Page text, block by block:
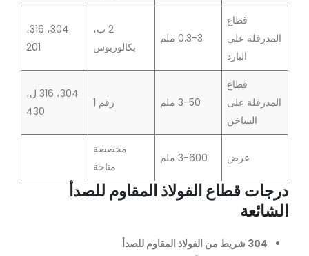
قطاع
المدرفلة على
البارد
0.3-3 ملم
2 ب،
بكالوريوس
304، 316،
201
قطاع
المدرفلة على
الساخن
3-50 ملم رقم 1
304، 316 ل،
430
عرض 3-600 ملم
مخصصة
متاحة
درجات قطاع الفولاذ المقاوم للصدأ
الشائعة
304 شريط من الفولاذ المقاوم للصدأ